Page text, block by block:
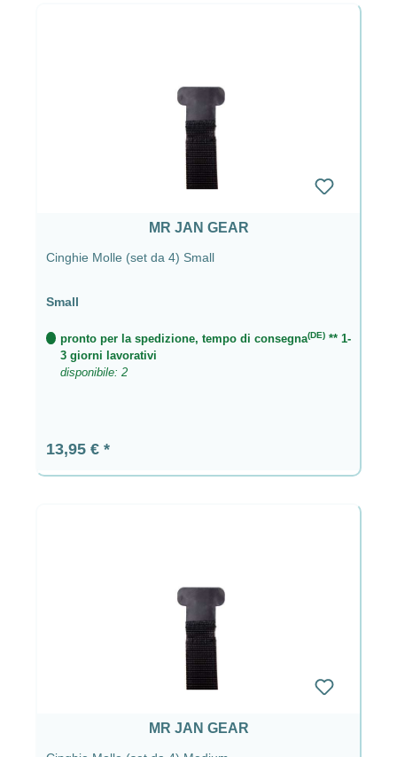
MR JAN GEAR
Cinghie Molle (set da 4) Small
Small
pronto per la spedizione, tempo di consegna(DE)** 1-
3 giorni lavorativi
disponibile: 2
Prezzo normale:
13,95 €
MR JAN GEAR